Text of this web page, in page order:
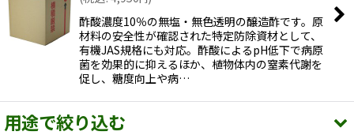
酢酸濃度10％の無塩・無色透明の醸造酢です。原
材料の安全性が確認された特定防除資材として、
有機JAS規格にも対応。酢酸によるpH低下で病原
菌を効果的に抑えるほか、植物体内の窒素代謝を
促し、糖度向上や病…
用途で絞り込む